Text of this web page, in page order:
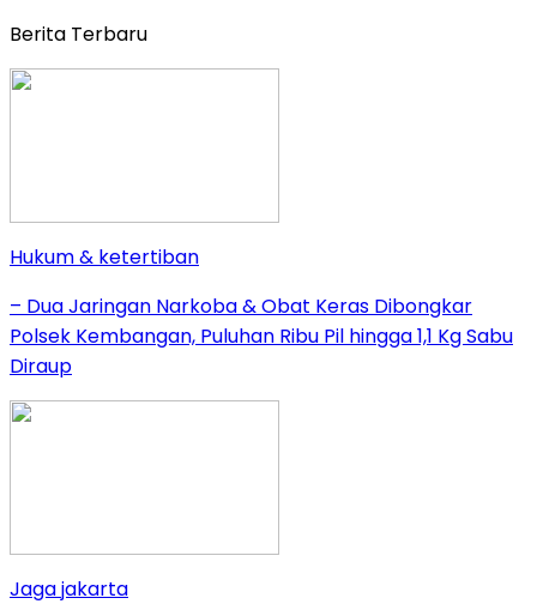
Berita Terbaru
Hukum & ketertiban
– Dua Jaringan Narkoba & Obat Keras Dibongkar
Polsek Kembangan, Puluhan Ribu Pil hingga 1,1 Kg Sabu
Diraup
Jaga jakarta